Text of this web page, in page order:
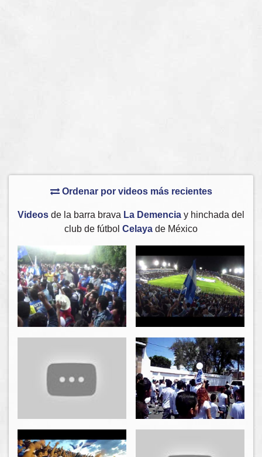
Ordenar por videos más recientes
Videos de la barra brava La Demencia y hinchada del
club de fútbol Celaya de México